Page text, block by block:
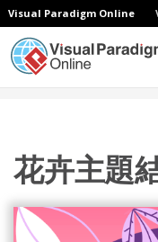
Visual Paradigm Online
花卉主題